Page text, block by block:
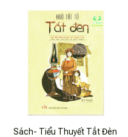
Sách- Tiểu Thuyết Tắt Đèn